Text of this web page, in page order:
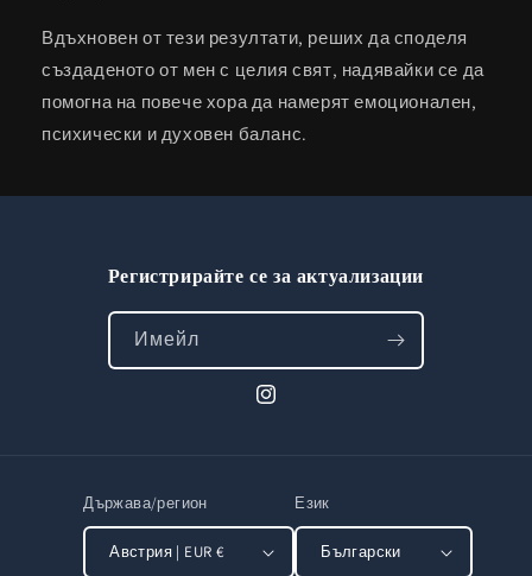
Вдъхновен от тези резултати, реших да споделя
създаденото от мен с целия свят, надявайки се да
помогна на повече хора да намерят емоционален,
психически и духовен баланс.
Регистрирайте се за актуализации
Имейл
Instagram
Държава/регион
Австрия | EUR €
Език
Български